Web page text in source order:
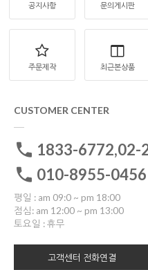
공지사항 문의게시판
주문제작 최근본상품
CUSTOMER CENTER
1833-6772,02-
010-8955-0456
평일 : am 09:0 ~ pm 18:00
점심: am 12:00 ~ pm 13:00
토요일 : 휴무
고객센터 전화연결